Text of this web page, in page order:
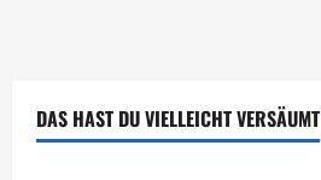
DAS HAST DU VIELLEICHT VERSÄUMT
Brot & Brötchen